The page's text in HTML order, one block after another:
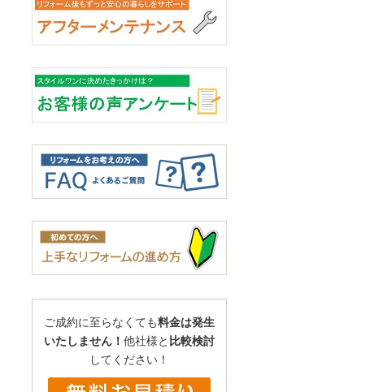
ご成約に至らなくても料金は発生
いたしません！ 他社様と 比較検討
してください！